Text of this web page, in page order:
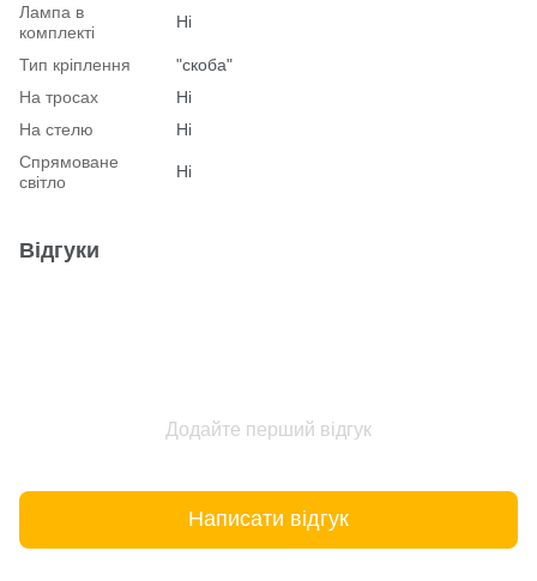
Лампа в
комплекті
Ні
Тип кріплення
"скоба"
На тросах
Ні
На стелю
Ні
Спрямоване
світло
Ні
Відгуки
Додайте перший відгук
Написати відгук